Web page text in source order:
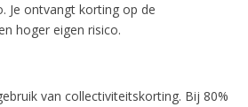
Je ontvangt korting op de
hoger eigen risico.
van collectiviteitskorting. Bij 80%